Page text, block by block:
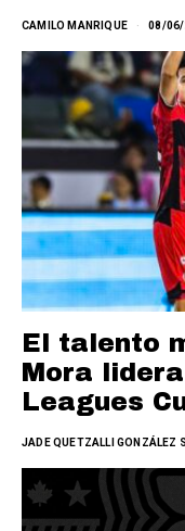
CAMILO MANRIQUE 08/
El talento
Mora
Leagues
JADE QUETZALLI GONZÁLEZ